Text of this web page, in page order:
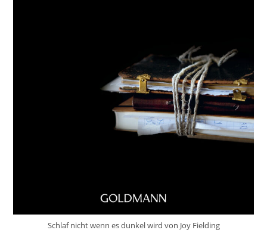
Schlaf nicht wenn es dunkel wird von Joy Fielding